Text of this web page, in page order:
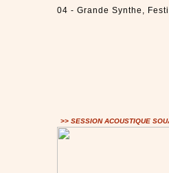
04 - Grande Synthe,
>> SESSION ACOUSTIQUE